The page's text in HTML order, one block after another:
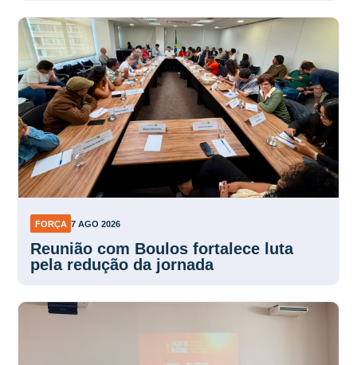
FORÇA 7 AGO 2026
Reunião com Boulos fortalece luta
pela redução da jornada